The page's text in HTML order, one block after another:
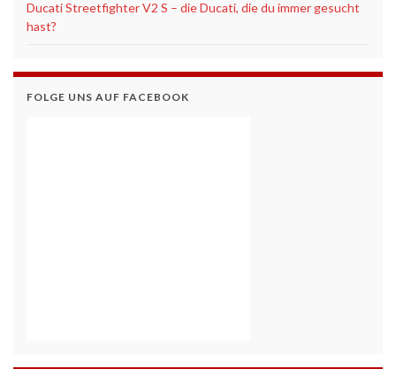
Ducati Streetfighter V2 S – die Ducati, die du immer gesucht
hast?
FOLGE UNS AUF FACEBOOK